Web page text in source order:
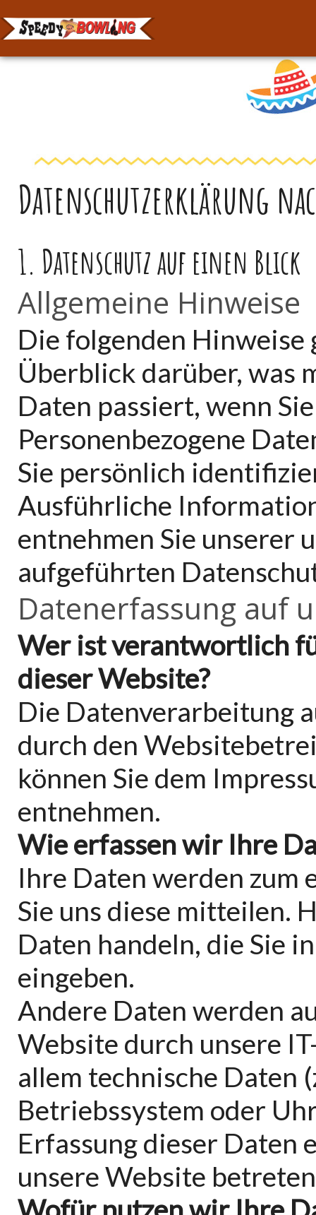
Datenschutzerklärung
1. Datenschutz auf einen Blick
Allgemeine Hinweise
Die folgenden Hinweise
Überblick darüber, was
Daten passiert, wenn
Personenbezogene
Sie persönlich
Ausführliche
entnehmen Sie unserer
aufgeführten
Datenerfassung auf
Wer ist verantwortlich
dieser Website?
Die Datenverarbeitung
durch den
können Sie dem
entnehmen.
Wie erfassen wir Ihre
Ihre Daten werden zum
Sie uns diese mitteilen.
Daten handeln, die Sie
eingeben.
Andere Daten werden
Website durch unsere
allem technische Daten
Betriebssystem oder
Erfassung dieser Daten
unsere Website